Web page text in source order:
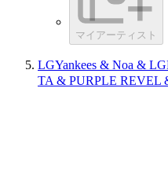
マイアーティスト
LGYankees & Noa &
TA & PURPLE REVEL